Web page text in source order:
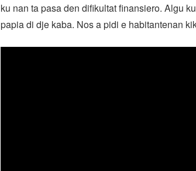
ku nan ta pasa den difikultat finansiero. Algu
papia di dje kaba. Nos a pidi e habitantenan